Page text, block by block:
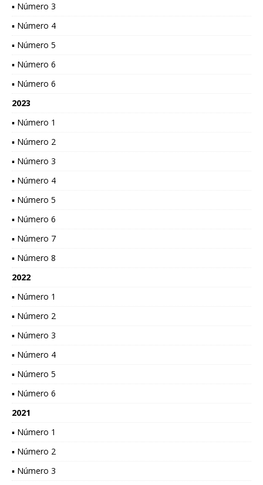
▪ Número 3
▪ Número 4
▪ Número 5
▪ Número 6
▪ Número 6
2023
▪ Número 1
▪ Número 2
▪ Número 3
▪ Número 4
▪ Número 5
▪ Número 6
▪ Número 7
▪ Número 8
2022
▪ Número 1
▪ Número 2
▪ Número 3
▪ Número 4
▪ Número 5
▪ Número 6
2021
▪ Número 1
▪ Número 2
▪ Número 3